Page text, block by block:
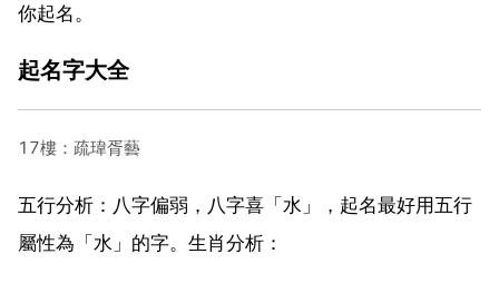
你起名。
起名字大全
17樓：疏瑋胥藝
五行分析：八字偏弱，八字喜「水」，起名最好用五行
屬性為「水」的字。生肖分析：